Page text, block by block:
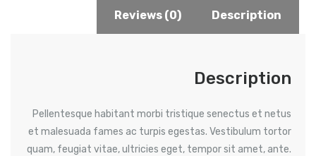
Description
Reviews (0)
Description
Pellentesque habitant morbi tristique senectus et netus
et malesuada fames ac turpis egestas. Vestibulum tortor
quam, feugiat vitae, ultricies eget, tempor sit amet, ante.